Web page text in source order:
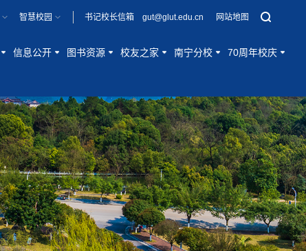
智慧校园 书记校长信箱 gut@glut.edu.cn 网站地图
信息公开 图书资源 校友之家 南宁分校 70周年校庆